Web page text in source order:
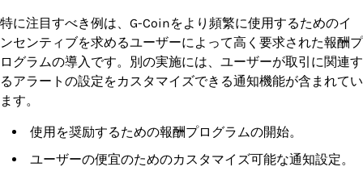
特に注目すべき例は、G-Coinをより頻繁に使用するためのイ
ンセンティブを求めるユーザーによって高く要求された報酬プ
ログラムの導入です。別の実施には、ユーザーが取引に関連す
るアラートの設定をカスタマイズできる通知機能が含まれてい
ます。
使用を奨励するための報酬プログラムの開始。
ユーザーの便宜のためのカスタマイズ可能な通知設定。